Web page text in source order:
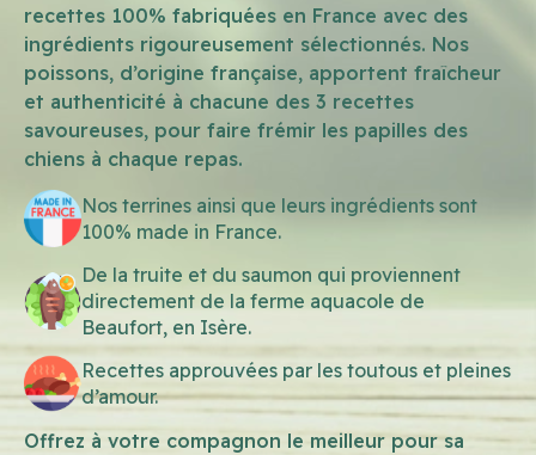
recettes 100% fabriquées en France avec des
ingrédients rigoureusement sélectionnés. Nos
poissons, d’origine française, apportent fraîcheur
et authenticité à chacune des 3 recettes
savoureuses, pour faire frémir les papilles des
chiens à chaque repas.
Nos terrines ainsi que leurs ingrédients sont
100% made in France.
De la truite et du saumon qui proviennent
directement de la ferme aquacole de
Beaufort, en Isère.
Recettes approuvées par les toutous et pleines
d’amour.
Offrez à votre compagnon le meilleur pour sa